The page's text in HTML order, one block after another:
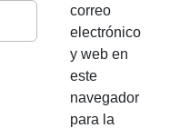
correo
electrónico
y web en
este
navegador
para la